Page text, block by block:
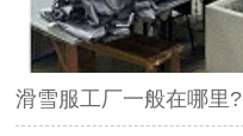
滑雪服工厂一般在哪里?